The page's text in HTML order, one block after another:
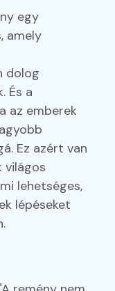
egy
amely
dolog
És a
az emberek
Ez azért van
világos
lehetséges,
lépéseket